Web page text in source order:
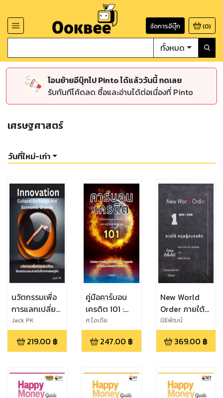
จัดการอีบุ๊ก (0)
ทั้งหมด
โอนย้ายอีบุ๊กไป Pinto ได้แล้ววันนี้ กดเลย
รับทันทีโค้ดลด ซื้อและอ่านได้ต่อเนื่องที่ Pinto
เศรษฐศาสตร์
วันที่ใหม่-เก่า
นวัตกรรมเพื่อ
การแลกเปลี่ยน
วัฒนธรรม และ
การเติบโตทาง
เศรษฐกิจ
Jack PK
219.00 ฿
คู่มือคาร์บอน
เครดิต 101 :
ความรู้ฉบับพื้น
ฐาน
ศ.ไอเดีย
247.00 ฿
New World
Order ภายใต้
ทฤษฎีสมคบคิด
นิธิพัฒน์
369.00 ฿